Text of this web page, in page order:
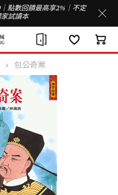
點數回饋最高享2%｜不定
試讀本
包公奇案